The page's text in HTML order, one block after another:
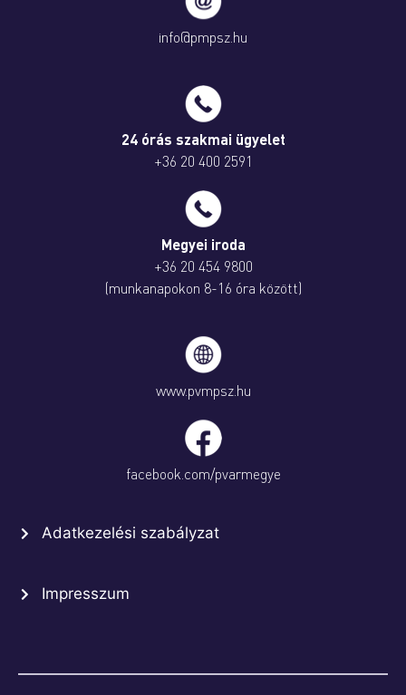
info@pmpsz.hu
24 órás szakmai ügyelet
+36 20 400 2591
Megyei iroda
+36 20 454 9800
(munkanapokon 8-16 óra között)
www.pvmpsz.hu
facebook.com/pvarmegye
Adatkezelési szabályzat
Impresszum